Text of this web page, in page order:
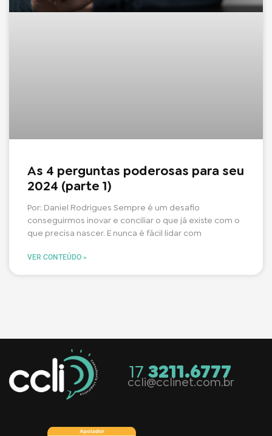
As 4 perguntas poderosas para seu
2024 (parte 1)
Por: Daniel Rodrigues Sempre é um desafio
conseguirmos inovar e conciliar o que já existe com o
que precisa nascer. E nunca é fácil lidar com
VER CONTEÚDO »
173211.6777
ccli@cclinet.com.br